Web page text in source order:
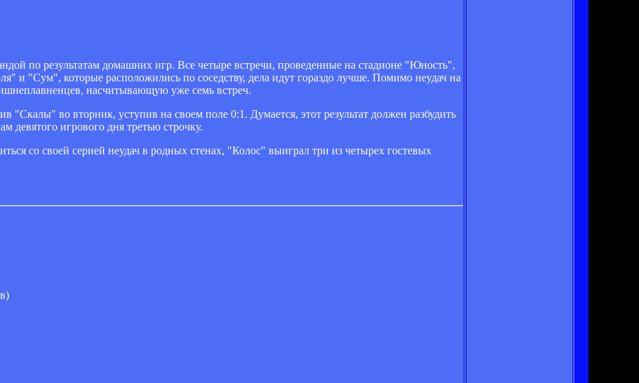
по результатам домашних игр. Все четыре встречи, проведенные на стадионе "Юность",
и "Сум", которые расположились по соседству, дела идут гораздо лучше. Помимо неудач на
насчитывающую уже семь встреч.
во вторник, уступив на своем поле 0:1. Думается, этот результат должен разбудить
девятого игрового дня третью строчку.
со своей серией неудач в родных стенах, "Колос" выиграл три из четырех гостевых